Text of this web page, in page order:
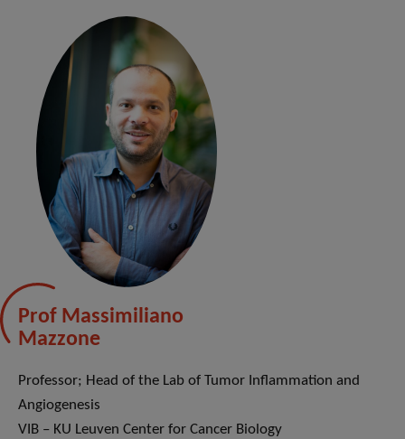
Prof Massimiliano
Mazzone
Professor; Head of the Lab of Tumor Inflammation and
Angiogenesis
VIB – KU Leuven Center for Cancer Biology